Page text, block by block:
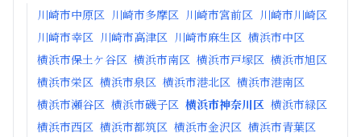
川崎市中原区 川崎市多摩区 川崎市宮前区 川崎市川崎区
川崎市幸区 川崎市高津区 川崎市麻生区 横浜市中区
横浜市保土ケ谷区 横浜市南区 横浜市戸塚区 横浜市旭区
横浜市栄区 横浜市泉区 横浜市港北区 横浜市港南区
横浜市瀬谷区 横浜市磯子区 横浜市神奈川区 横浜市緑区
横浜市西区 横浜市都筑区 横浜市金沢区 横浜市青葉区